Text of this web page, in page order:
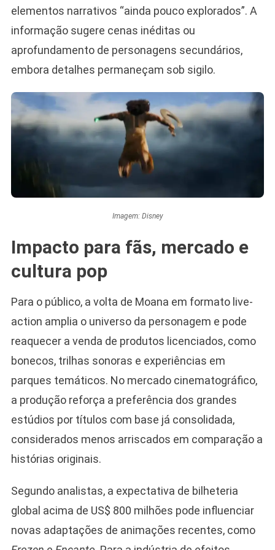
elementos narrativos “ainda pouco explorados”. A
informação sugere cenas inéditas ou
aprofundamento de personagens secundários,
embora detalhes permaneçam sob sigilo.
Imagem: Disney
Impacto para fãs, mercado e
cultura pop
Para o público, a volta de Moana em formato live-
action amplia o universo da personagem e pode
reaquecer a venda de produtos licenciados, como
bonecos, trilhas sonoras e experiências em
parques temáticos. No mercado cinematográfico,
a produção reforça a preferência dos grandes
estúdios por títulos com base já consolidada,
considerados menos arriscados em comparação a
histórias originais.
Segundo analistas, a expectativa de bilheteria
global acima de US$ 800 milhões pode influenciar
novas adaptações de animações recentes, como